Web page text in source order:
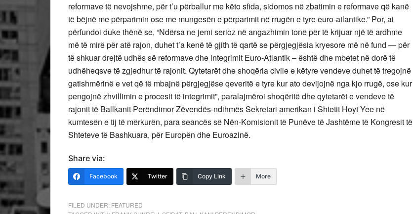
reformave të nevojshme, për t’u përballur me këto sfida, sidomos në zbatimin e reformave që kanë
të bëjnë me përparimin ose me mungesën e përparimit në rrugën e tyre euro-atlantike.” Por, ai
përfundoi duke thënë se, “Ndërsa ne jemi serioz në angazhimin tonë për të krijuar një të ardhme
më të mirë për atë rajon, duhet t’a kenë të gjith të qartë se përgjegjësia kryesore më në fund — për
të shkuar drejtë udhës së reformave dhe integrimit Euro-Atlantik – është dhe mbetet në dorë të
udhëheqsve të zgjedhur të rajonit. Qytetarët dhe shoqëria civile e këtyre vendeve duhet të tregojnë
gatishmërinë e vet që të mbajnë përgjegjëse qeveritë e tyre kur ato devijojnë nga kjo rrugë, ose kur
pengojnë zhvillimin e procesit të integrimit”, paralajmëroi shoqëritë dhe qytetarët e vendeve të
rajonit të Ballkanit Perëndimor Zëvendës-ndihmës Sekretari amerikan i Shtetit Hoyt Yee në
kumtesën e tij të mërkurën, para seancës së Nën-Komisionit të Punëve të Jashtëme të Kongresit të
Shteteve të Bashkuara, për Europën dhe Euroazinë.
Share via:
Facebook Twitter Copy Link More
FILED UNDER: FEATURED